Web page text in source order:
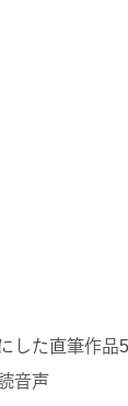
した直筆作品
音声